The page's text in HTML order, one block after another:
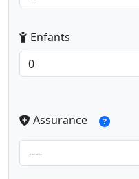
Enfants
Assurance